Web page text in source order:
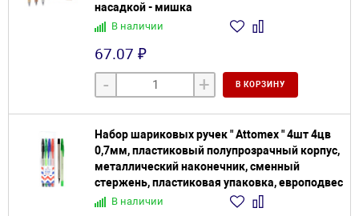
насадкой - мишка
В наличии
67.07 ₽
- + В КОРЗИНУ
Набор шариковых ручек " Attomex " 4шт 4цв
0,7мм, пластиковый полупрозрачный корпус,
металлический наконечник, сменный
стержень, пластиковая упаковка, европодвес
В наличии